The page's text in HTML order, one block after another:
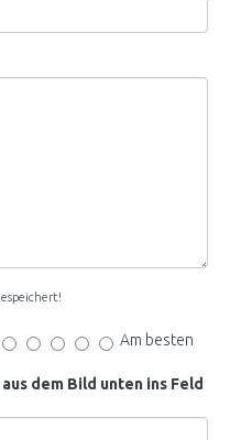
Am besten
dem Bild unten ins Feld